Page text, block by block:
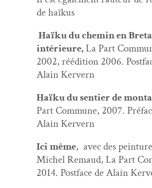
de haïkus
Haïku du chemin en
intérieure,La Part
2002, réédi­tion 2006.
Alain Kervern
Haïku du sen­tier de
Part Com­mune, 2007.
Alain Kervern
Ici même, avec des
Michel Remaud, La Part
2014. Post­face de Alain